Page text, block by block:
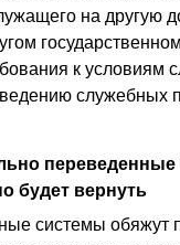
на другую
к условиям
служебных
будет вернуть
системы обяжут